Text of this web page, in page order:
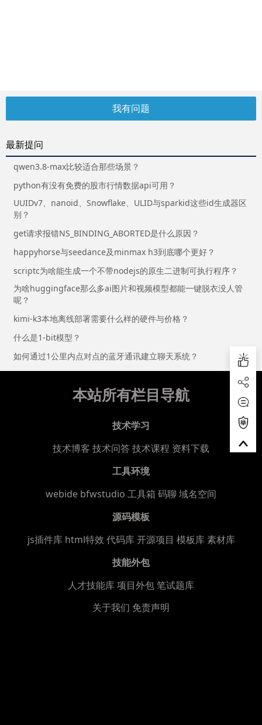
我有问题
最新提问
qwen3.8-max比较适合那些场景？
python有没有免费的股市行情数据api可用？
UUIDv7、nanoid、Snowflake、ULID与sparkid这些id生成器区
别？
get请求报错NS_BINDING_ABORTED是什么原因？
happyhorse与seedance及minmax h3到底哪个更好？
scriptc为啥能生成一个不带nodejs的原生二进制可执行程序？
为啥huggingface那么多ai图片和视频模型都能一键脱衣没人管
呢？
kimi-k3本地离线部署需要什么样的硬件与价格？
什么是1-bit模型？
如何通过1公里内点对点的蓝牙通讯建立聊天系统？
本站所有栏目导航
技术学习
技术博客 技术问答技术课程 资料下载
工具环境
webide bfwstudio 工具箱 码聊 域名空间
源码模板
js插件库 html特效 代码库 开源项目 模板库 素材库
技能外包
人才技能库项目外包笔试题库
关于我们 免责声明